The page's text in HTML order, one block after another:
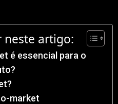
neste artigo:
é essencial para o
market